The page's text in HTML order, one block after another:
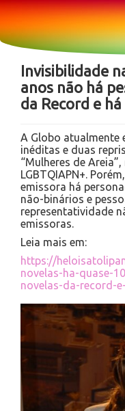
Sobre
Notícias
Invisibilidade
anos não há
da Record e
A Globo atualmente
inéditas e duas
“Mulheres de
LGBTQIAPN+.
emissora há
não-binários e
representatividade
emissoras.
Leia mais em:
https://
novelas-ha-quase-
novelas-da-record-